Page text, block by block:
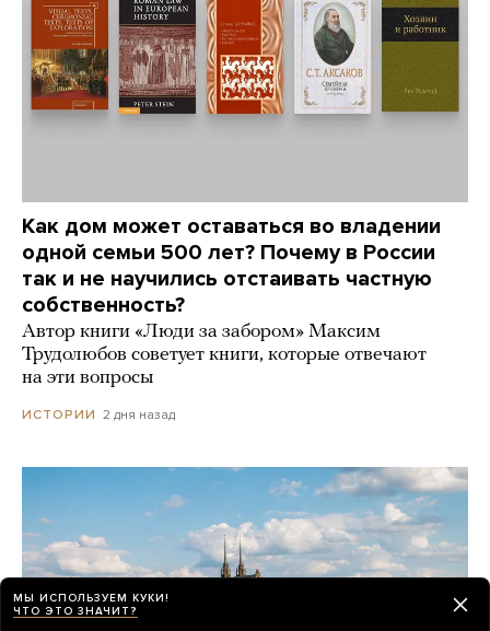
Как дом может оставаться во владении
одной семьи 500 лет? Почему в России
так и не научились отстаивать частную
собственность?
Автор книги «Люди за забором» Максим
Трудолюбов советует книги, которые отвечают
на эти вопросы
ИСТОРИИ 2 дня назад
МЫ ИСПОЛЬЗУЕМ КУКИ!
ЧТО ЭТО ЗНАЧИТ?